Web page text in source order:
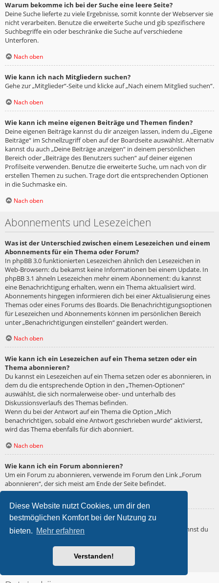
Diese Website nutzt Cookies, um dir den
bestmöglichen Komfort bei der Nutzung zu
bieten. Mehr erfahren
Verstanden!
Warum bekomme ich bei der Suche eine leere Seite?
Deine Suche lieferte zu viele Ergebnisse, somit konnte der Webserver sie
nicht verarbeiten. Benutze die erweiterte Suche und gib spezifischere
Suchbegriffe ein oder beschränke die Suche auf verschiedene
Unterforen.
Nach oben
Wie kann ich nach Mitgliedern suchen?
Gehe zur „Mitglieder“-Seite und klicke auf „Nach einem Mitglied suchen“.
Nach oben
Wie kann ich meine eigenen Beiträge und Themen finden?
Deine eigenen Beiträge kannst du dir anzeigen lassen, indem du „Eigene
Beiträge“ im Schnellzugriff oben auf der Boardseite auswählst. Alternativ
kannst du auch „Deine Beiträge anzeigen“ in deinem persönlichen
Bereich oder „Beiträge des Benutzers suchen“ auf deiner eigenen
Profilseite verwenden. Benutze die erweiterte Suche, um nach von dir
erstellen Themen zu suchen. Trage dort die entsprechenden Optionen
in die Suchmaske ein.
Nach oben
Abonnements und Lesezeichen
Was ist der Unterschied zwischen einem Lesezeichen und einem
Abonnements für ein Thema oder Forum?
In phpBB 3.0 funktionierten Lesezeichen ähnlich den Lesezeichen in
Web-Browsern: du bekamst keine Informationen bei einem Update. In
phpBB 3.1 ähneln Lesezeichen mehr einem Abonnement: du kannst
eine Benachrichtigung erhalten, wenn ein Thema aktualisiert wird.
Abonnements hingegen informieren dich bei einer Aktualisierung eines
Themas oder eines Forums des Boards. Die Benachrichtigungsoptionen
für Lesezeichen und Abonnements können im persönlichen Bereich
unter „Benachrichtigungen einstellen“ geändert werden.
Nach oben
Wie kann ich ein Lesezeichen auf ein Thema setzen oder ein
Thema abonnieren?
Du kannst ein Lesezeichen auf ein Thema setzen oder es abonnieren, in
dem du die entsprechende Option in den „Themen-Optionen“
auswählst, die sich normalerweise ober- und unterhalb des
Diskussionsverlaufs des Themas befinden.
Wenn du bei der Antwort auf ein Thema die Option „Mich
benachrichtigen, sobald eine Antwort geschrieben wurde“ aktivierst,
wird das Thema ebenfalls für dich abonniert.
Nach oben
Wie kann ich ein Forum abonnieren?
Um ein Forum zu abonnieren, verwende im Forum den Link „Forum
abonnieren“, der sich meist am Ende der Seite befindet.
Wie deaktiviere ich meine Abonnements?
Wenn du mehrere Abonnements deaktivieren möchtest, so kannst du
verwalten“ machen.